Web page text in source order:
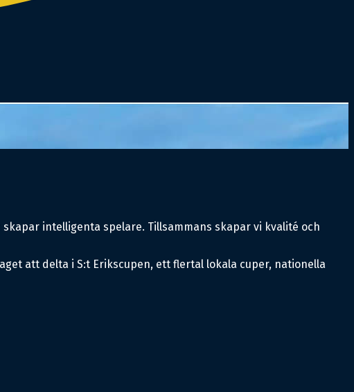
intelligenta spelare. Tillsammans skapar vi kvalité och
att delta i S:t Erikscupen, ett flertal lokala cuper, nationella